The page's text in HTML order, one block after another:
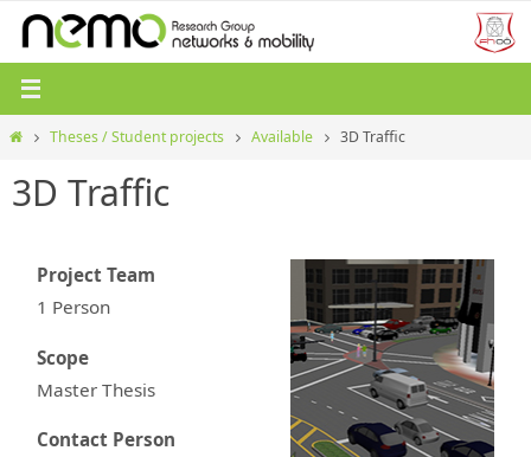
Zum
Inhalt
springen
StartTheses / Student projects Available 3D Traffic
3D Traffic
Project Team
1 Person
Scope
Master Thesis
Contact Person